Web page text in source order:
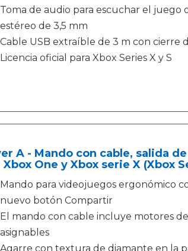
Toma de audio para escuchar el juego
estéreo de 3,5 mm
Cable USB extraíble de 3 m con cierre
Licencia oficial para Xbox Series X y S
A - Mando con cable, salida
Xbox One y Xbox serie X (Xbox
Mando para videojuegos ergonómico
nuevo botón Compartir
El mando con cable incluye motores
asignables
Agarre con textura de diamante en la